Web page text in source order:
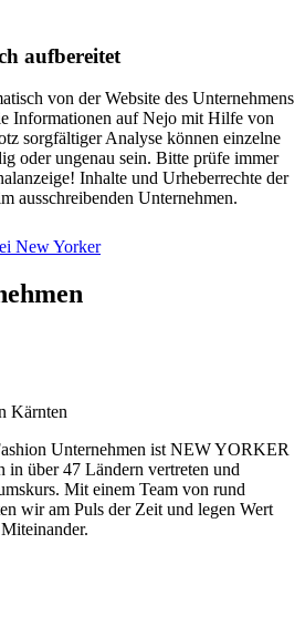
aufbereitet
von der Website des Unternehmens
Informationen auf Nejo mit Hilfe von
sorgfältiger Analyse können einzelne
oder ungenau sein. Bitte prüfe immer
Inhalte und Urheberrechte der
ausschreibenden Unternehmen.
New Yorker
Kärnten
Unternehmen ist NEW YORKER
über 47 Ländern vertreten und
Mit einem Team von rund
wir am Puls der Zeit und legen Wert